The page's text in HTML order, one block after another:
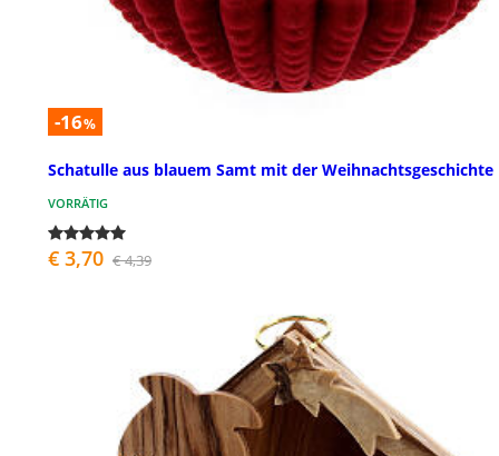
-16%
Schatulle aus blauem Samt mit der Weihnachtsgeschichte
VORRÄTIG
€ 3,70 € 4,39